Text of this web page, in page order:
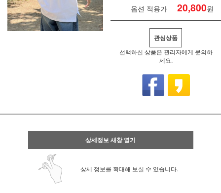
옵션 적용가 20,800원
관심상품
선택하신 상품은 관리자에게 문의하
세요.
상세정보 새창 열기
상세 정보를 확대해 보실 수 있습니다.